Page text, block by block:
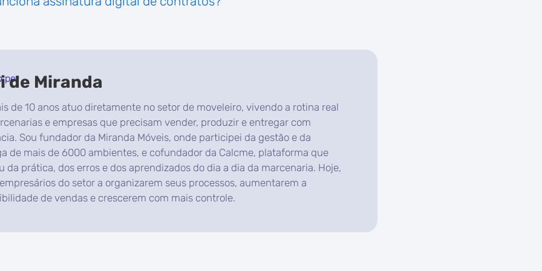
por
de Miranda
de 10 anos atuo diretamente no setor de moveleiro, vivendo a rotina real
e empresas que precisam vender, produzir e entregar com
Sou fundador da Miranda Móveis, onde participei da gestão e da
de mais de 6000 ambientes, e cofundador da Calcme, plataforma que
da prática, dos erros e dos aprendizados do dia a dia da marcenaria. Hoje,
do setor a organizarem seus processos, aumentarem a
de vendas e crescerem com mais controle.